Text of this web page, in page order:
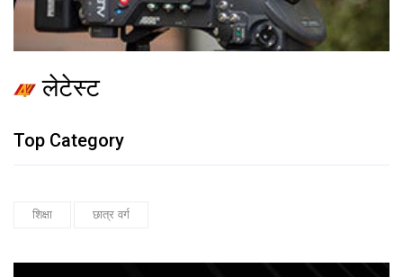
लेटेस्ट
Top Category
शिक्षा छात्र वर्ग